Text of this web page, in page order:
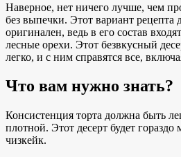
Наверное, нет ничего лучше, чем
без выпечки. Этот вариант рецепта
оригинален, ведь в его состав
лесные орехи. Этот безвкусный
легко, и с ним справятся все,
Что вам нужно знать?
Консистенция торта должна быть
плотной. Этот десерт будет
чизкейк.